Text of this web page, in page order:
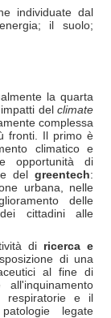
individuate dal
il suolo;
la quarta
del climate
complessa
fronti. Il primo è
climatico e
opportunità di
del greentech:
urbana, nelle
delle
cittadini alle
di ricerca e
di una
al fine di
respiratorie e il
legate